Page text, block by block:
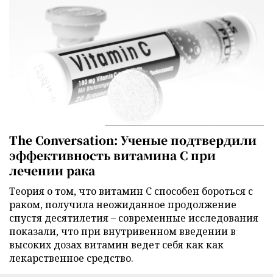
The Conversation: Ученые подтвердили
эффективность витамина C при
лечении рака
Теория о том, что витамин C способен бороться с
раком, получила неожиданное продолжение
спустя десятилетия – современные исследования
показали, что при внутривенном введении в
высоких дозах витамин ведет себя как как
лекарственное средство.